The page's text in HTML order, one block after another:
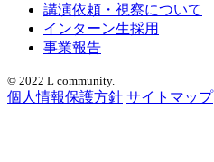
講演依頼・視察について
インターン生採用
事業報告
© 2022 L community.
個人情報保護方針 サイトマップ